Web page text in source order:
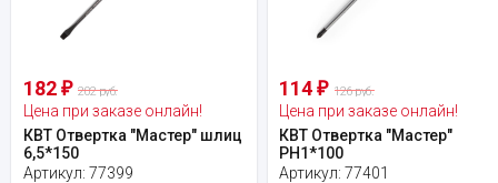
182 ₽ 202 руб.
Цена при заказе онлайн!
КВТ Отвертка "Мастер" шлиц
6,5*150
Артикул: 77399
114₽ 126 руб.
Цена при заказе онлайн!
КВТ Отвертка "Мастер"
PH1*100
Артикул:77401